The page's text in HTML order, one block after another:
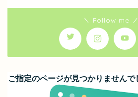
＼ Follow me ／